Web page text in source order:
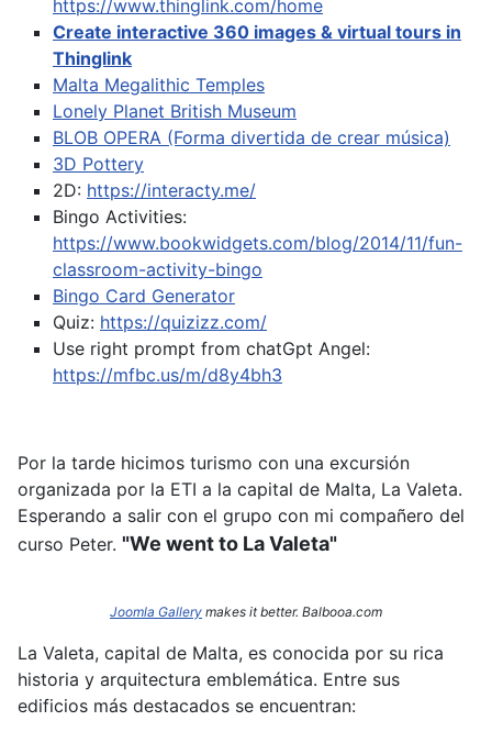
https://www.thinglink.com/home
Create interactive 360 images & virtual tours in
Thinglink
Malta Megalithic Temples
Lonely Planet British Museum
BLOB OPERA (Forma divertida de crear música)
3D Pottery
2D: https://interacty.me/
Bingo Activities:
https://www.bookwidgets.com/blog/2014/11/fun-
classroom-activity-bingo
Bingo Card Generator
Quiz: https://quizizz.com/
Use right prompt from chatGpt Angel:
https://mfbc.us/m/d8y4bh3
Por la tarde hicimos turismo con una excursión
organizada por la ETI a la capital de Malta, La Valeta.
Esperando a salir con el grupo con mi compañero del
curso Peter. "We went to La Valeta"
Joomla Gallery makes it better. Balbooa.com
La Valeta, capital de Malta, es conocida por su rica
historia y arquitectura emblemática. Entre sus
edificios más destacados se encuentran:​